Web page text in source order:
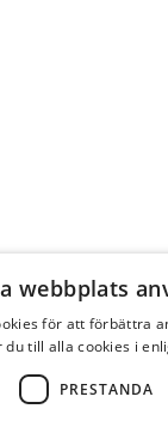
webbplats
för att förbättra
du till alla cookies i
PRESTANDA